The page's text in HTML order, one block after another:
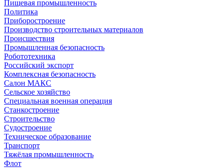
Пищевая промышленность
Политика
Приборостроение
Производство строительных материалов
Происшествия
Промышленная безопасность
Робототехника
Российский экспорт
Комплексная безопасность
Салон МАКС
Сельское хозяйство
Специальная военная операция
Станкостроение
Строительство
Судостроение
Техническое образование
Транспорт
Тяжёлая промышленность
Флот